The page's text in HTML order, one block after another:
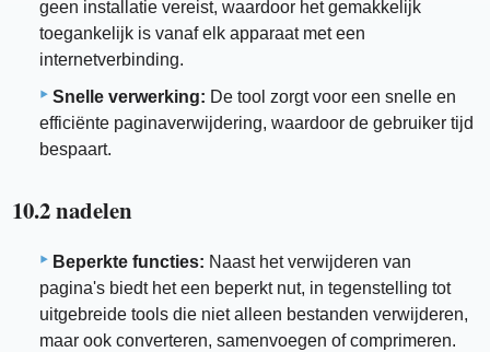
geen installatie vereist, waardoor het gemakkelijk
toegankelijk is vanaf elk apparaat met een
internetverbinding.
Snelle verwerking: De tool zorgt voor een snelle en
efficiënte paginaverwijdering, waardoor de gebruiker tijd
bespaart.
10.2 nadelen
Beperkte functies: Naast het verwijderen van
pagina's biedt het een beperkt nut, in tegenstelling tot
uitgebreide tools die niet alleen bestanden verwijderen,
maar ook converteren, samenvoegen of comprimeren.